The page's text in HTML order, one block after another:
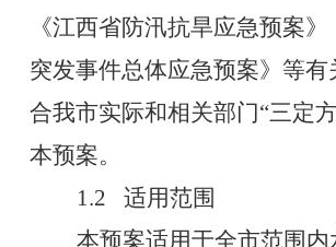
《江西省防汛抗旱应急预案》
突发事件总体应急预案》等有
合我市实际和相关部门“三定
本预案。
1.2 适用范围
本预案适用于全市范围内